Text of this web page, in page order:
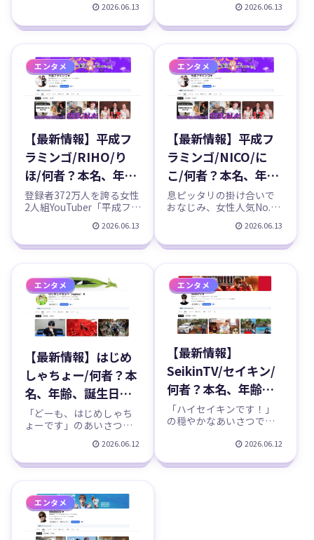
日、結成秘話、卒
業、結婚、年収など
のプロフィール、
YouTubeチャンネル
紹介！
グループ「ばんばんざ
い」。登録者は約277万人
を誇ります。「3人組」の
イメージが強いばんばん
ざいですが、実は現在は
ぎしさん・みゆさんの2人
体制。るなさんの卒業、
事務...
2026.06.13
年齢、誕生日、結成
秘話、東京ドーム、
年収などのプロフィ
ール、YouTubeチャ
ンネル紹介！
がってきた5人組、コムド
ット。今回は登録者約425
万人を誇る彼らを徹底特
集します。中学のバスケ
部仲間というガチ幼なじ
み5人が、「俺らが日本を
獲る」と宣言して本当に
ト...
2026.06.13
エンタメ
【最新情報】平成フ
ラミンゴ/RIHO/り
ほ/何者？本名、年
齢、誕生日、身長、
出身、彼氏、結婚、
NICOとの関係、年収
などのプロフィー
ル、YouTubeチャン
ネル紹介！
登録者372万人を誇る女性
2人組YouTuber「平成フラ
ビのクール担当にして最
強のボケ砂砲、RIHO（り
ほ）さんを徹底特集しま
す。普段は冷静なツッコ
ミと男前な立ち回りで
「かっこいい」と言われ
るのに、ここぞというと
きに...
2026.06.13
エンタメ
【最新情報】平成フ
ラミンゴ/NICO/に
こ/何者？本名、年
齢、誕生日、身長、
出身、彼氏、結婚、
RIHOとの関係、年収
などのプロフィー
ル、YouTubeチャン
ネル紹介！
息ピッタリの掛け合いで
おなじみ、女性人気No.1
YouTuber「平成フラミン
ゴ」。今回はそのメンバ
ー、NICO（にこ）さんを
徹底特集します。幼なじ
みコンビのリアルすぎる
掛け合いと、TikTok発の
「あるある」コント、包
み隠さ...
2026.06.13
エンタメ
【最新情報】はじめ
しゃちょー/何者？本
名、年齢、誕生日、
身長、出身、大学、
結婚、嫁、年収、自
宅、核シェルター、
スライムなどのプロ
フィール、YouTube
チャンネル紹介！
「どーも、はじめしゃち
ょーです」のあいさつで
YouTube界をヒカキンさ
んと二分するトップ
YouTuber「はじめしゃち
ょー」さん。伝説の「ス
ライム風呂」をはじめと
する体当たり系の実験・
検証動画で一世を風靡
し、個人チャンネル...
2026.06.12
エンタメ
【最新情報】
SeikinTV/セイキン/
何者？本名、年齢、
誕生日、出身、結
婚、嫁、ポンちゃ
ん、子供、ヒカキン
との兄弟仲、年収、
「ハイセイキンです！」
の穏やかなあいさつでお
YouTuber・ヒカキンさん
る「セイキン」さん。商
2026.06.12
エンタメ